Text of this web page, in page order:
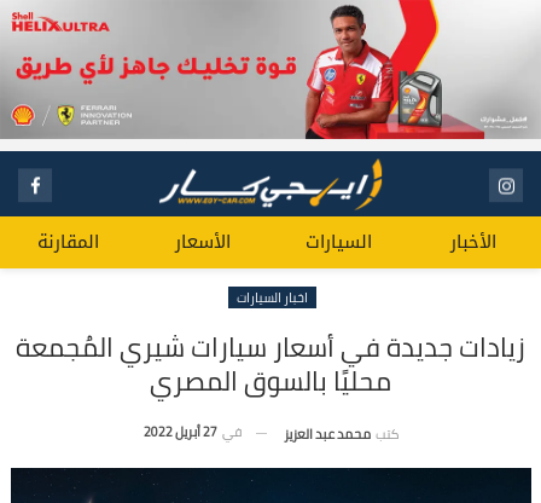
الأخبار السيارات الأسعار المقارنة
اخبار السيارات
زيادات جديدة في أسعار سيارات شيري المُجمعة
محليًا بالسوق المصري
كتب محمد عبد العزيز في 27 أبريل 2022